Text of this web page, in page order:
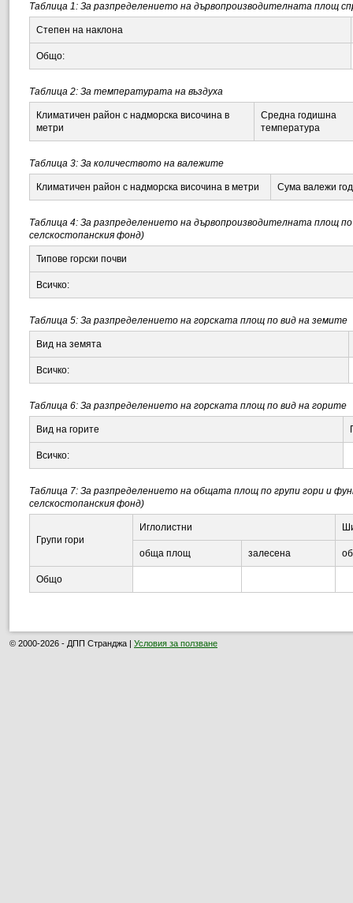
Таблица 1: За разпределението на дървопроизводителната площ
Степен на наклона
Общо:
Таблица 2: За температурата на въздуха
Климатичен район с надморска височина в
метри
Средна годишна
температура
Таблица 3: За количеството на валежите
Климатичен район с надморска височина в метри Сума валежи
Таблица 4: За разпределението на дървопроизводителната площ
селскостопанския фонд)
Типове горски почви
Всичко:
Таблица 5: За разпределението на горската площ по вид на земите
Вид на земята
Всичко:
Таблица 6: За разпределението на горската площ по вид на горите
Вид на горите
Всичко:
Таблица 7: За разпределението на общата площ по групи гори и
селскостопанския фонд)
Групи гори
Иглолистни
обща площ залесена
Общо
© 2000-2026 - ДПП Странджа | Условия за ползване